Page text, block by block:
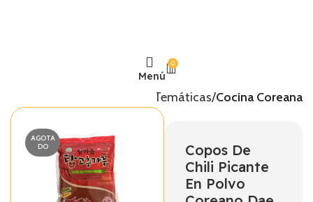
Menú
0
Temáticas Cocina Coreana
AGOTA
DO
Copos De
Chili Picante
En Polvo